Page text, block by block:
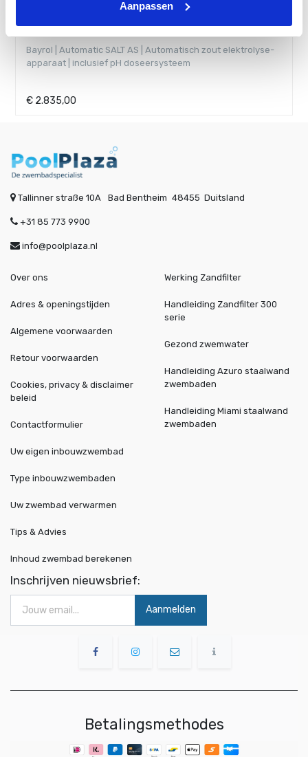
Aanpassen
Zwembadzout 25 kg
Tallinner straße 10A Bad Bentheim 48455 Duitsland
+31 85 773 9900
info@poolplaza.nl
Over ons
Adres & openingstijden
Algemene voorwaarden
Retour voorwaarden
Cookies, privacy & disclaimer
beleid
Contactformulier
Werking Zandfilter
Handleiding Zandfilter 300
serie
Gezond zwemwater
Handleiding Azuro staalwand
zwembaden
Handleiding Miami staalwand
zwembaden
Uw eigen inbouwzwembad
Type inbouwzwembaden
Uw zwembad verwarmen
Tips & Advies
Inhoud zwembad berekenen
Inschrijven nieuwsbrief:
Aanmelden
Betalingsmethodes